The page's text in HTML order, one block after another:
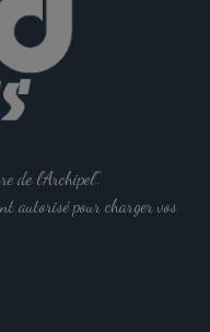
de l'Archipel".
autorisé pour charger vos